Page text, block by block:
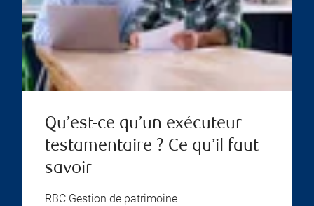
Qu’est-ce qu’un exécuteur
testamentaire ? Ce qu’il faut
savoir
RBC Gestion de patrimoine